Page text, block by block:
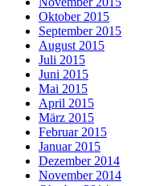
Oktober 2015
September 2015
August 2015
Juli 2015
Juni 2015
Mai 2015
April 2015
März 2015
Februar 2015
Januar 2015
Dezember 2014
November 2014